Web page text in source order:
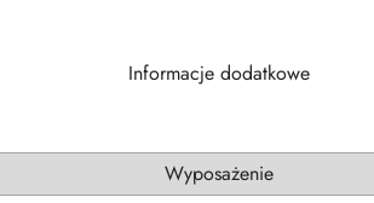
Informacje dodatkowe
Wyposażenie